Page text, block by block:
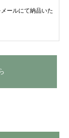
ールにて納品いた